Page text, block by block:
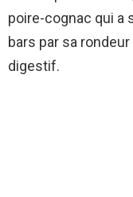
poire-cognac qui a
bars par sa
digestif.